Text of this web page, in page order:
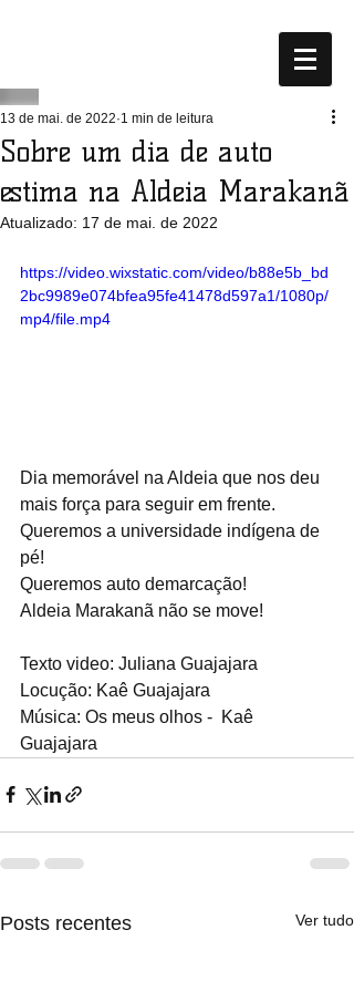
Sobre um dia de auto
estima na Aldeia Marakanã
13 de mai. de 2022 1 min de leitura
Atualizado: 17 de mai. de 2022
https://video.wixstatic.com/video/b88e5b_bd
2bc9989e074bfea95fe41478d597a1/1080p/
mp4/file.mp4
Dia memorável na Aldeia que nos deu
mais força para seguir em frente.
Queremos a universidade indígena de
pé!
Queremos auto demarcação!
Aldeia Marakanã não se move!
Texto video: Juliana Guajajara
Locução: Kaê Guajajara
Música: Os meus olhos -  Kaê
Guajajara
Posts recentes Ver tudo